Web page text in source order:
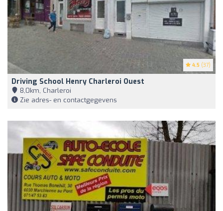
4.5 (37)
Driving School Henry Charleroi Ouest
8,0km, Charleroi
Zie adres- en contactgegevens